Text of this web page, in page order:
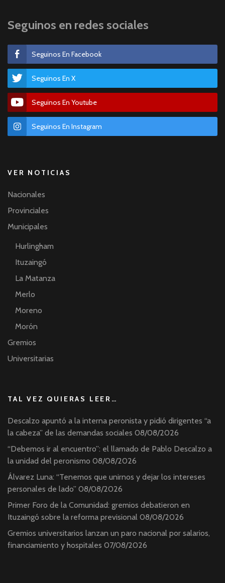
Seguinos en redes sociales
Seguinos En Facebook
Seguinos En X
Seguinos En Youtube
Seguinos En Instagram
VER NOTICIAS
Nacionales
Provinciales
Municipales
Hurlingham
Ituzaingó
La Matanza
Merlo
Moreno
Morón
Gremios
Universitarias
TAL VEZ QUIERAS LEER…
Descalzo apuntó a la interna peronista y pidió dirigentes “a
la cabeza” de las demandas sociales 08/08/2026
“Debemos ir al encuentro”: el llamado de Pablo Descalzo a
la unidad del peronismo 08/08/2026
Álvarez Luna: “Tenemos que unirnos y dejar los intereses
personales de lado” 08/08/2026
Primer Foro de la Comunidad: gremios debatieron en
Ituzaingó sobre la reforma previsional 08/08/2026
Gremios universitarios lanzan un paro nacional por salarios,
financiamiento y hospitales 07/08/2026